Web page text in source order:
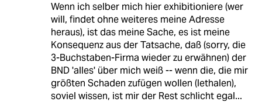
Wenn ich selber mich hier exhibitioniere (wer
will, findet ohne weiteres meine Adresse
heraus), ist das meine Sache, es ist meine
Konsequenz aus der Tatsache, daß (sorry, die
3-Buchstaben-Firma wieder zu erwähnen) der
BND 'alles' über mich weiß -- wenn die, die mir
größten Schaden zufügen wollen (lethalen),
soviel wissen, ist mir der Rest schlicht egal...